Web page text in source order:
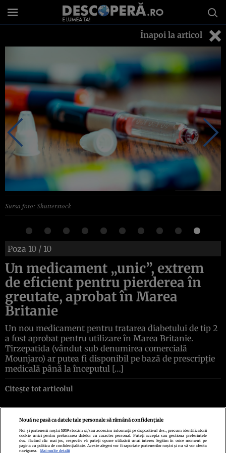
Înapoi la articol
Sursa foto: Shutterstock
Poza 10 / 10
Un medicament „unic”, extrem
de eficient pentru pierderea în
greutate, aprobat în Marea
Britanie
Un nou medicament pentru tratarea diabetului de tip 2
a fost aprobat pentru utilizare în Marea Britanie.
Tirzepatida (vândut sub denumirea comercială
Mounjaro) ar putea fi disponibil pe bază de prescripție
medicală până la începutul […]
Citește tot articolul
Politica de confidenţialitatePolitica de cookiesTermeni şi condiţii
Echipa redacționalăContactSetări Cookies
Nouă ne pasă ca datele tale personale să rămână confidențiale
Noi și partenerii noștri1019 stocăm și/sau accesăm informații pe dispozitivul dvs., precum identificatorii
cookie unici pentru prelucrarea datelor cu caracter personal. Puteți accepta sau gestiona preferințele
dvs. făcând clic mai jos, respectiv vă puteți opune utilizării unui interes legitim în orice moment pe
pagina cu politica de confidențialitate. Aceste alegeri vor fi raportate partenerilor noștri și nu vă vor afecta
navigarea.
Mai multe detalii